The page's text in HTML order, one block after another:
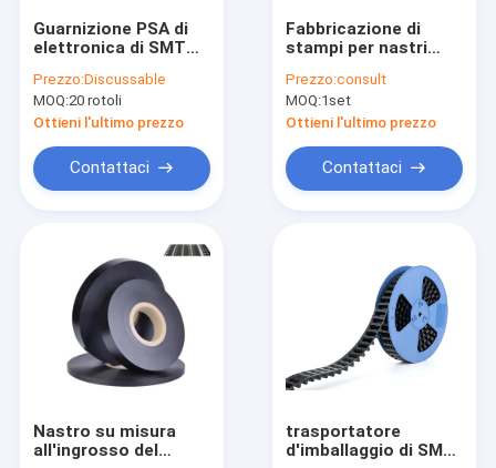
Guarnizione PSA di
elettronica di SMT
del nastro di
resistenza al calore
trasparente
Prezzo:Discussable
MOQ:20 rotoli
Ottieni l'ultimo prezzo
Contattaci
Fabbricazione di
stampi per nastri
stampaggio di nastri
portatori su misura
Prezzo:consult
MOQ:1set
Ottieni l'ultimo prezzo
Contattaci
Nastro su misura
all'ingrosso del
trasportatore
d'imballaggio di SMT